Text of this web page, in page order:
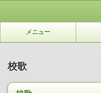
メニュー
校歌